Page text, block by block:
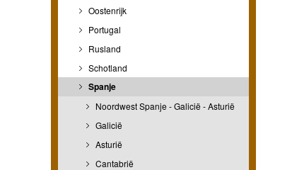
Oostenrijk
Portugal
Rusland
Schotland
Spanje
Noordwest Spanje - Galicië - Asturië
Galicië
Asturië
Cantabrië